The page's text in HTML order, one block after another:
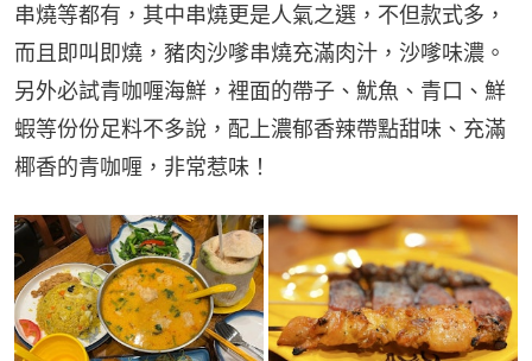
串燒等都有，其中串燒更是人氣之選，不但款式多，
而且即叫即燒，豬肉沙嗲串燒充滿肉汁，沙嗲味濃。
另外必試青咖喱海鮮，裡面的帶子、魷魚、青口、鮮
蝦等份份足料不多說，配上濃郁香辣帶點甜味、充滿
椰香的青咖喱，非常惹味！